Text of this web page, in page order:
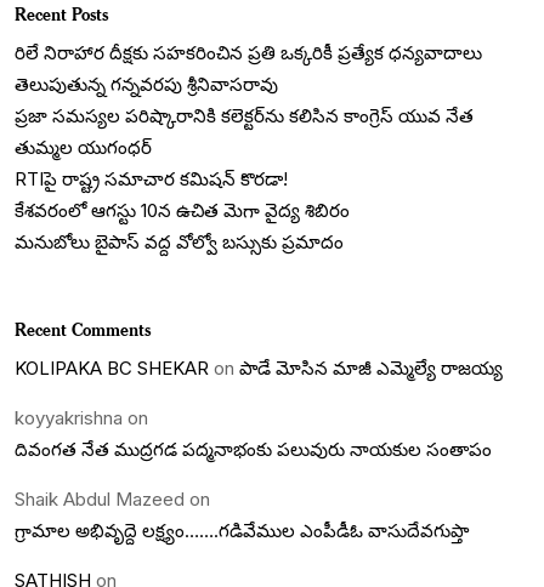
Recent Posts
రిలే నిరాహార దీక్షకు సహకరించిన ప్రతి ఒక్కరికీ ప్రత్యేక ధన్యవాదాలు
తెలుపుతున్న గన్నవరపు శ్రీనివాసరావు
ప్రజా సమస్యల పరిష్కారానికి కలెక్టర్‌ను కలిసిన కాంగ్రెస్ యువ నేత
తుమ్మల యుగంధర్
RTIపై రాష్ట్ర సమాచార కమిషన్ కొరడా!
కేశవరంలో ఆగస్టు 10న ఉచిత మెగా వైద్య శిబిరం
మనుబోలు బైపాస్ వద్ద వోల్వో బస్సుకు ప్రమాదం
Recent Comments
KOLIPAKA BC SHEKAR on పాడే మోసిన మాజీ ఎమ్మెల్యే రాజయ్య
koyyakrishna on
దివంగత నేత ముద్రగడ పద్మనాభంకు పలువురు నాయకుల సంతాపం
Shaik Abdul Mazeed on
గ్రామాల అభివృద్దె లక్ష్యం…….గడివేముల ఎంపీడీఓ వాసుదేవగుప్తా
SATHISH on